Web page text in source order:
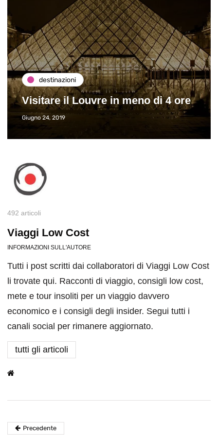
destinazioni
Visitare il Louvre in meno di 4 ore
Giugno 24, 2019
492 articoli
Viaggi Low Cost
INFORMAZIONI SULL'AUTORE
Tutti i post scritti dai collaboratori di Viaggi Low Cost
li trovate qui. Racconti di viaggio, consigli low cost,
mete e tour insoliti per un viaggio davvero
economico e i consigli degli insider. Segui tutti i
canali social per rimanere aggiornato.
tutti gli articoli
Precedente